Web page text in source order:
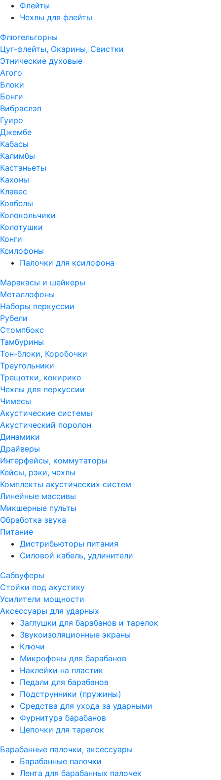
Флейты
Чехлы для флейты
Флюгельгорны
Цуг-флейты, Окарины, Свистки
Этнические духовые
Агого
Блоки
Бонги
Вибраслэп
Гуиро
Джембе
Кабасы
Калимбы
Кастаньеты
Кахоны
Клавес
Ковбелы
Колокольчики
Колотушки
Конги
Ксилофоны
Палочки для ксилофона
Маракасы и шейкеры
Металлофоны
Наборы перкуссии
Рубели
Стомпбокс
Тамбурины
Тон-блоки, Коробочки
Треугольники
Трещотки, кокирико
Чехлы для перкуссии
Чимесы
Акустические системы
Акустический поролон
Динамики
Драйверы
Интерфейсы, коммутаторы
Кейсы, рэки, чехлы
Комплекты акустических систем
Линейные массивы
Микшерные пульты
Обработка звука
Питание
Дистрибьюторы питания
Силовой кабель, удлинители
Сабвуферы
Стойки под акустику
Усилители мощности
Аксессуары для ударных
Заглушки для барабанов и тарелок
Звукоизоляционные экраны
Ключи
Микрофоны для барабанов
Наклейки на пластик
Педали для барабанов
Подструнники (пружины)
Средства для ухода за ударными
Фурнитура барабанов
Цепочки для тарелок
Барабанные палочки, аксессуары
Барабанные палочки
Лента для барабанных палочек